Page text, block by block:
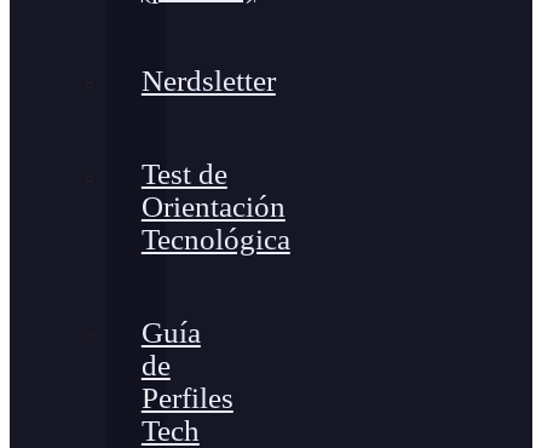
Nerdsletter
Test de
Orientación
Tecnológica
Guía
de
Perfiles
Tech